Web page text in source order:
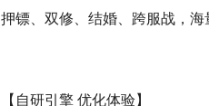
押镖、双修、结婚、跨服战，
【自研引擎 优化体验】